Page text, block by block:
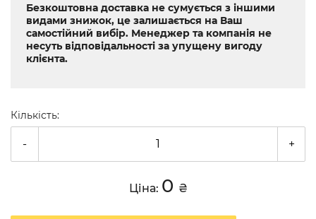
Безкоштовна доставка не сумується з іншими
видами знижок, це залишається на Ваш
самостійний вибір. Менеджер та компанія не
несуть відповідальності за упущену вигоду
клієнта.
Кількість:
- +
Ціна: 0 ₴